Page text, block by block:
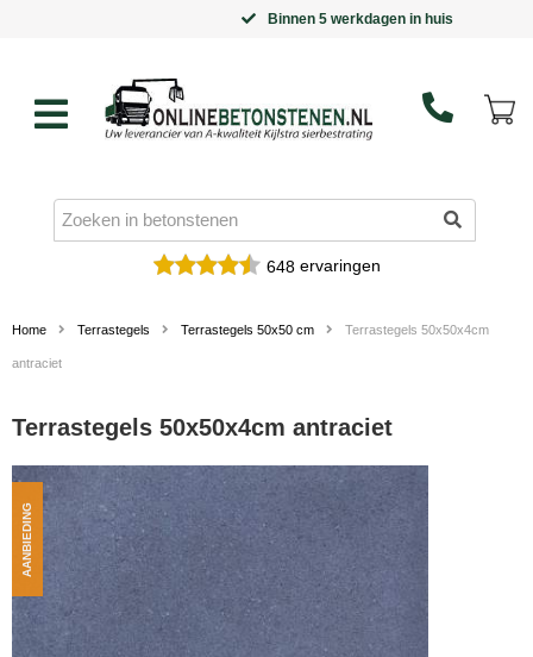
Binnen 5 werkdagen in huis
648ervaringen
Home Terrastegels Terrastegels 50x50 cm Terrastegels 50x50x4cm
antraciet
Terrastegels 50x50x4cm antraciet
AANBIEDING